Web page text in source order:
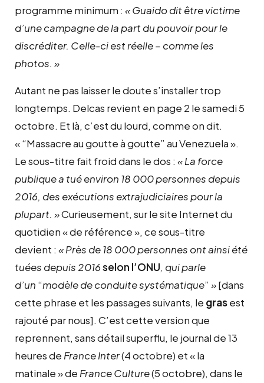
programme minimum : « Guaido dit être victime
d’une campagne de la part du pouvoir pour le
discréditer. Celle-ci est réelle – comme les
photos. »
Autant ne pas laisser le doute s’installer trop
longtemps. Delcas revient en page 2 le samedi 5
octobre. Et là, c’est du lourd, comme on dit.
« “Massacre au goutte à goutte” au Venezuela ».
Le sous-titre fait froid dans le dos : « La force
publique a tué environ 18 000 personnes depuis
2016, des exécutions extrajudiciaires pour la
plupart. »Curieusement, sur le site Internet du
quotidien « de référence », ce sous-titre
devient : « Près de 18 000 personnes ont ainsi été
tuées depuis 2016selon l’ONU, qui parle
d’un “modèle de conduite systématique” »[dans
cette phrase et les passages suivants, le grasest
rajouté par nous]. C’est cette version que
reprennent, sans détail superflu, le journal de 13
heures de France Inter(4 octobre) et « la
matinale » de France Culture(5 octobre), dans le